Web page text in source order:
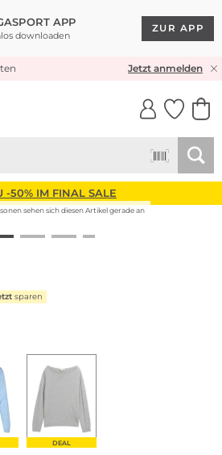
APP
downloaden
ZUR APP
VERSAND* & RÜCKVERSANDJetzt anmelden
-50% IM FINAL SALE
sehen sich diesen Artikel gerade an
sparen
DEAL